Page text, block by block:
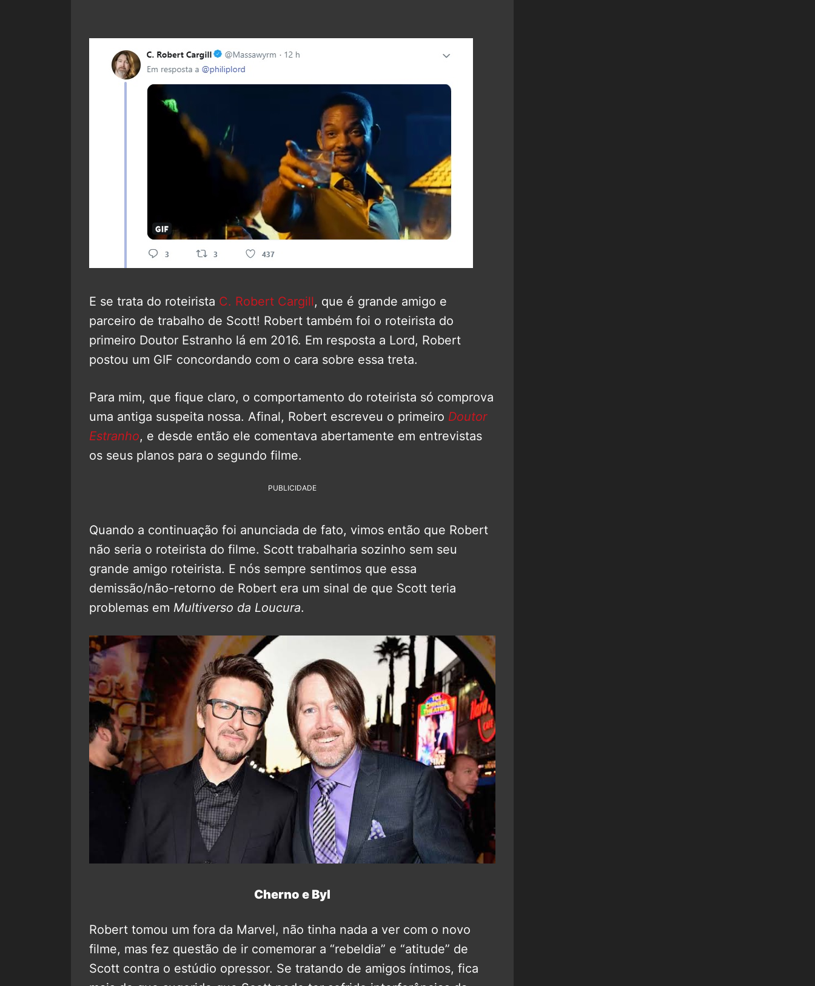
E se trata do roteirista C. Robert Cargill, que é grande amigo e
parceiro de trabalho de Scott! Robert também foi o roteirista do
primeiro Doutor Estranho lá em 2016. Em resposta a Lord, Robert
postou um GIF concordando com o cara sobre essa treta.
Para mim, que fique claro, o comportamento do roteirista só comprova
uma antiga suspeita nossa. Afinal, Robert escreveu o primeiro Doutor
Estranho, e desde então ele comentava abertamente em entrevistas
os seus planos para o segundo filme.
PUBLICIDADE
Quando a continuação foi anunciada de fato, vimos então que Robert
não seria o roteirista do filme. Scott trabalharia sozinho sem seu
grande amigo roteirista. E nós sempre sentimos que essa
demissão/não-retorno de Robert era um sinal de que Scott teria
problemas em Multiverso da Loucura.
Cherno e Byl
Robert tomou um fora da Marvel, não tinha nada a ver com o novo
filme, mas fez questão de ir comemorar a “rebeldia” e “atitude” de
Scott contra o estúdio opressor. Se tratando de amigos íntimos, fica